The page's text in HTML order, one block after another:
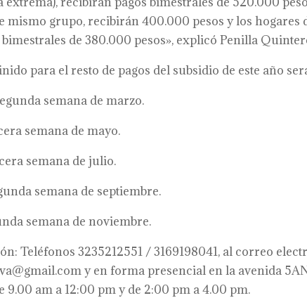
mismo grupo, recibirán 400.000 pesos y los
de 380.000 pesos», explicó Penilla
para el resto de pagos del subsidio de este año
semana de marzo.
semana de mayo.
semana de julio.
semana de septiembre.
semana de noviembre.
Teléfonos 3235212551 / 3169198041, al correo
y en forma presencial en la avenida
9.00 am a 12:00 pm y de 2:00 pm a 4.00 pm.